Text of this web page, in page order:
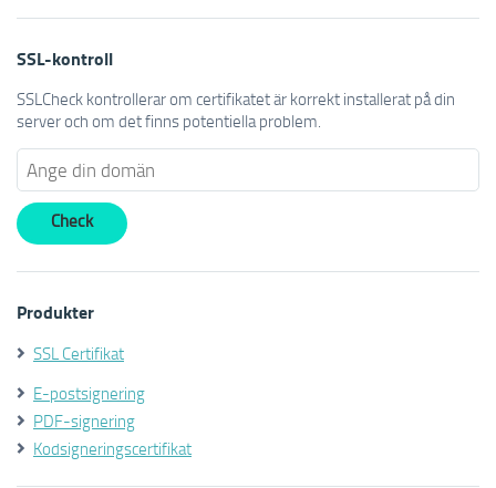
SSL-kontroll
SSLCheck kontrollerar om certifikatet är korrekt installerat på din
server och om det finns potentiella problem.
Produkter
SSL Certifikat
E-postsignering
PDF-signering
Kodsigneringscertifikat